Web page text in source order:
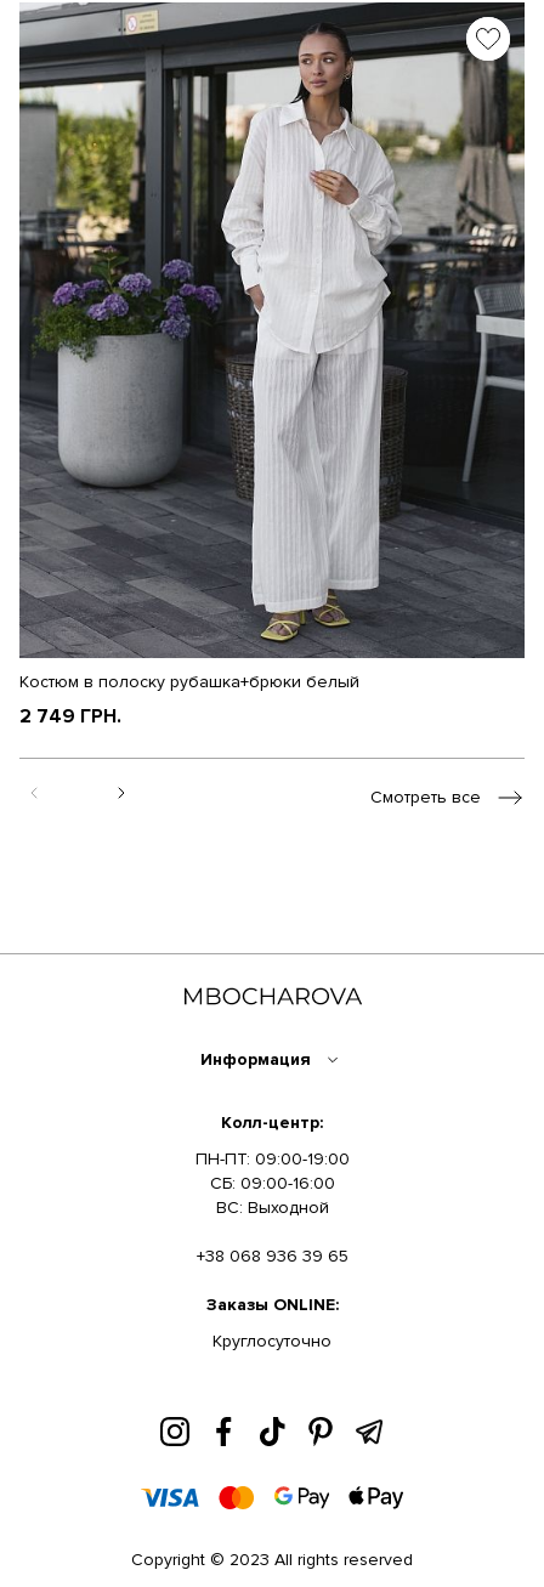
Костюм в полоску рубашка+брюки белый
2 749 ГРН.
Смотреть все
Информация
Колл-центр:
ПН-ПТ: 09:00-19:00
СБ: 09:00-16:00
ВС: Выходной
+38 068 936 39 65
Заказы ONLINE:
Круглосуточно
Copyright © 2023 All rights reserved